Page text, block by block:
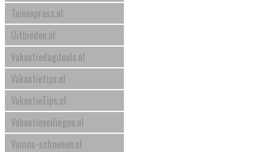
Tuinexpress.nl
Uitbieden.nl
Vakantiedagdeals.nl
Vakantietips.nl
VakantieTips.nl
Vakantieveilingen.nl
Vamos-schoenen.nl